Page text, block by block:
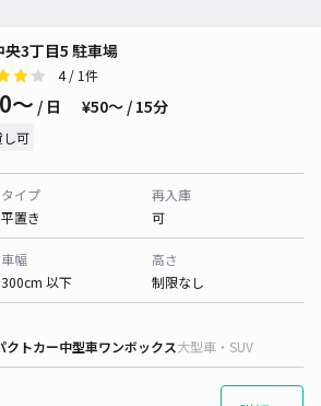
央3丁目5 駐車場
4/ 1件
〜 / 日 ¥50〜 / 15分
し可
タイプ
平置き
再入庫
可
車幅
300cm 以下
高さ
制限なし
クトカー中型車ワンボックス大型車・SUV